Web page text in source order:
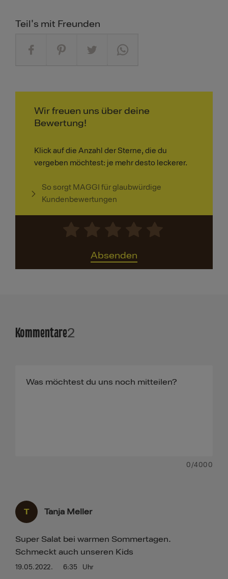
Teil's mit Freunden
Wir freuen uns über deine
Bewertung!
Klick auf die Anzahl der Sterne, die du
vergeben möchtest: je mehr desto leckerer.
So sorgt MAGGI für glaubwürdige
Kundenbewertungen
Absenden
Kommentare2
0 /4000
T Tanja Meller
19.05.2022. 6:35 Uhr
Super Salat bei warmen Sommertagen.
Schmeckt auch unseren Kids